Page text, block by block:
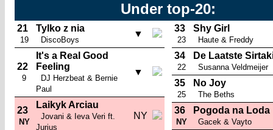
Under top-20:
21
19
Tylko z nia
DiscoBoys
▼
22
9
It's a Real Good
Feeling
DJ Herzbeat & Bernie
Paul
▼
23
NY
Laikyk Arciau
Jovani & Ieva Veri ft.
Jurius
NY
33
23
Shy Girl
Haute & Freddy
34
22
De Laatste
Susanna Veldmeijer
35
25
No Joy
The Beths
36
NY
Pogoda na Loda
Gacek & Vayto